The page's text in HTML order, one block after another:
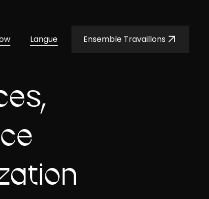
Langue Ensemble Travaillons